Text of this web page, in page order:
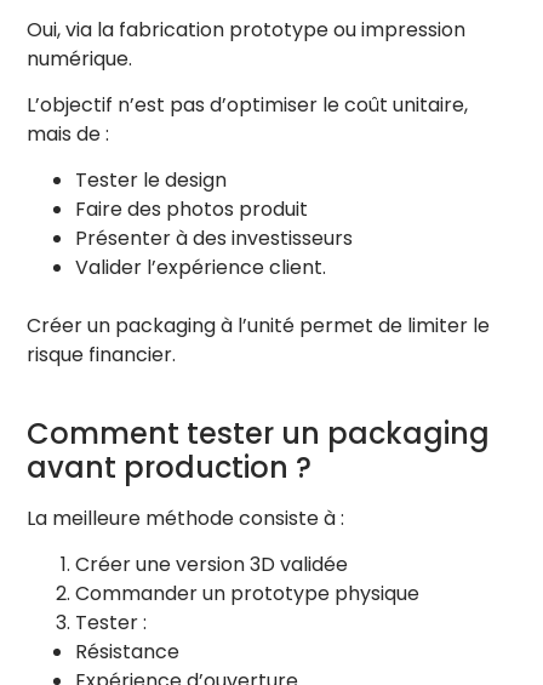
Oui, via la fabrication prototype ou impression
numérique.
L’objectif n’est pas d’optimiser le coût unitaire,
mais de :
Tester le design
Faire des photos produit
Présenter à des investisseurs
Valider l’expérience client.
Créer un packaging à l’unité permet de limiter le
risque financier.
Comment tester un packaging
avant production ?
La meilleure méthode consiste à :
Créer une version 3D validée
Commander un prototype physique
Tester :
Résistance